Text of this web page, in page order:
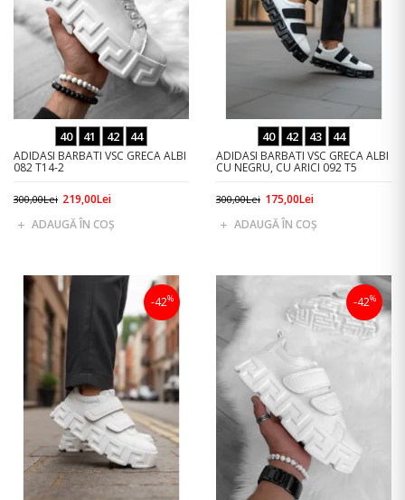
40 41 42 44
ADIDASI BARBATI VSC GRECA ALBI
082 T14-2
300,00Lei 219,00Lei
ADAUGĂ ÎN COŞ
40 42 43 44
ADIDASI BARBATI VSC GRECA ALBI
CU NEGRU, CU ARICI 092 T5
300,00Lei 175,00Lei
ADAUGĂ ÎN COŞ
-42% -42%